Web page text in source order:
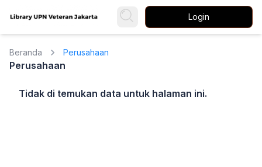
Login
Beranda Perusahaan
Perusahaan
Tidak di temukan data untuk halaman ini.